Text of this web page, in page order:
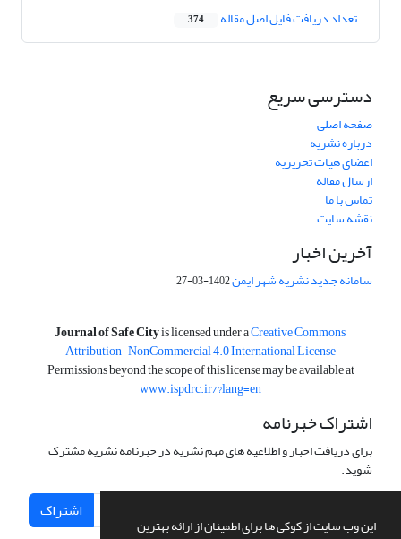
این وب سایت از کوکی ها برای اطمینان از ارائه بهترین
تعداد دریافت فایل اصل مقاله 374
دسترسی سریع
صفحه اصلی
درباره نشریه
اعضای هیات تحریریه
ارسال مقاله
تماس با ما
نقشه سایت
آخرین اخبار
سامانه جدید نشریه شهر ایمن1402-03-27
Journal of Safe City
is licensed under aCreative Commons
Attribution-NonCommercial 4.0 International License
Permissions beyond the scope of this license may be available at
www.ispdrc.ir/?lang=en
اشتراک خبرنامه
برای دریافت اخبار و اطلاعیه های مهم نشریه در خبرنامه نشریه مشترک
شوید.
اشتراک